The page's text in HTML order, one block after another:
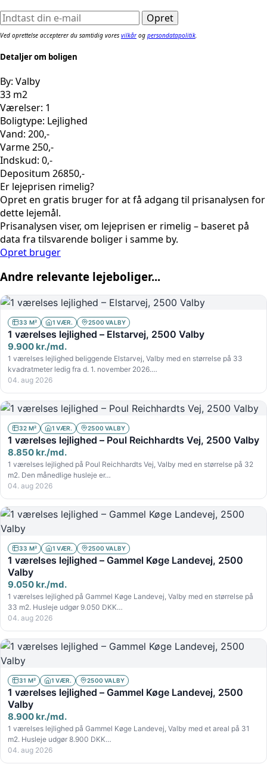
Ved oprettelse accepterer du samtidig vores vilkårog persondatapolitik
Detaljer om boligen
By: Valby
33 m2
Værelser: 1
Boligtype: Lejlighed
Vand: 200,-
Varme 250,-
Indskud: 0,-
Depositum 26850,-
Er lejeprisen rimelig?
Opret en gratis bruger for at få adgang til prisanalysen for
dette lejemål.
Prisanalysen viser, om lejeprisen er rimelig – baseret på
data fra tilsvarende boliger i samme by.
Opret bruger
Andre relevante lejeboliger...
33 M² 1 VÆR. 2500 VALBY
1 værelses lejlighed – Elstarvej, 2500 Valby
9.900 kr./md.
1 værelses lejlighed beliggende Elstarvej, Valby med en størrelse på 33
kvadratmeter ledig fra d. 1. november 2026.…
04. aug 2026
32 M² 1 VÆR. 2500 VALBY
1 værelses lejlighed – Poul Reichhardts Vej, 2500 Valby
8.850 kr./md.
1 værelses lejlighed på Poul Reichhardts Vej, Valby med en størrelse på 32
m2. Den månedlige husleje er…
04. aug 2026
33 M² 1 VÆR. 2500 VALBY
1 værelses lejlighed – Gammel Køge Landevej, 2500
Valby
9.050 kr./md.
1 værelses lejlighed på Gammel Køge Landevej, Valby med en størrelse på
33 m2. Husleje udgør 9.050 DKK…
04. aug 2026
31 M² 1 VÆR. 2500 VALBY
1 værelses lejlighed – Gammel Køge Landevej, 2500
Valby
8.900 kr./md.
1 værelses lejlighed på Gammel Køge Landevej, Valby med et areal på 31
m2. Husleje udgør 8.900 DKK…
04. aug 2026